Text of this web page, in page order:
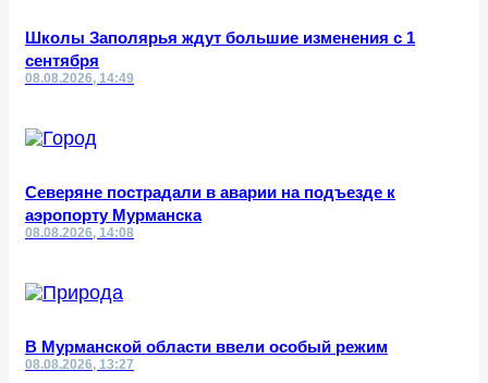
Школы Заполярья ждут большие изменения с 1
сентября
08.08.2026, 14:49
Северяне пострадали в аварии на подъезде к
аэропорту Мурманска
08.08.2026, 14:08
В Мурманской области ввели особый режим
08.08.2026, 13:27